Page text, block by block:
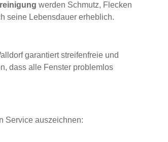
werden Schmutz, Flecken
seine Lebensdauer erheblich.
garantiert streifenfreie und
dass alle Fenster problemlos
Service auszeichnen: